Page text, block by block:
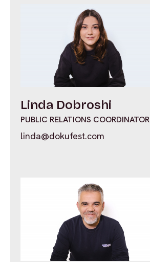
Linda Dobroshi
PUBLIC RELATIONS COORDINATOR
linda@dokufest.com